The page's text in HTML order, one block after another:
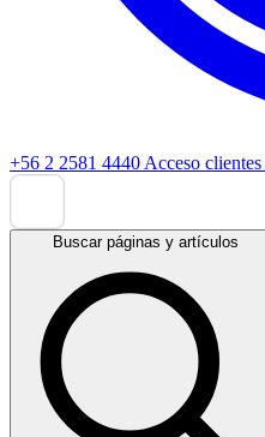
+56 2 2581 4440 Acceso clientes
Buscar páginas y artículos